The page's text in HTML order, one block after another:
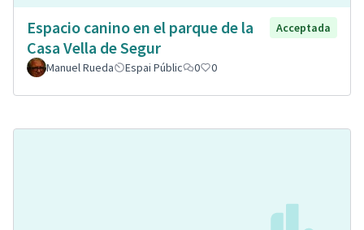
Espacio canino en el parque de la
Casa Vella de Segur
Acceptada
Manuel Rueda Espai Públic 0 0